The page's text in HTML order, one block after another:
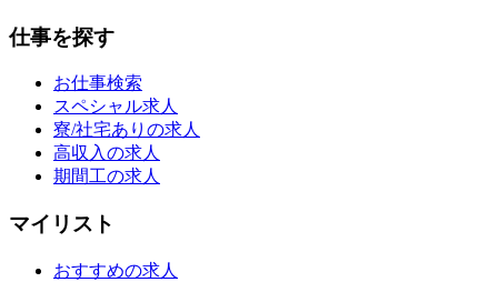
仕事を探す
お仕事検索
スペシャル求人
寮/社宅ありの求人
高収入の求人
期間工の求人
マイリスト
おすすめの求人